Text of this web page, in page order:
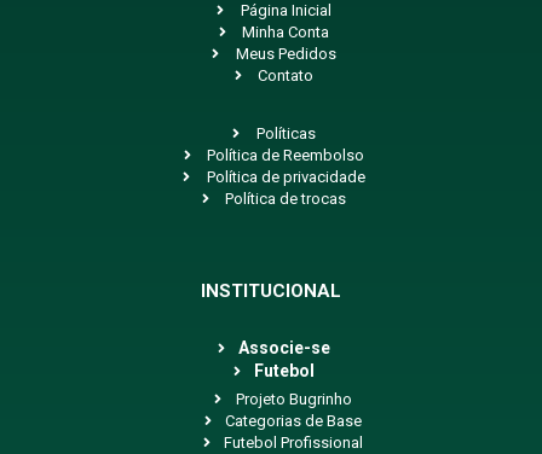
Página Inicial
Minha Conta
Meus Pedidos
Contato
Políticas
Política de Reembolso
Política de privacidade
Política de trocas
INSTITUCIONAL
Associe-se
Futebol
Projeto Bugrinho
Categorias de Base
Futebol Profissional